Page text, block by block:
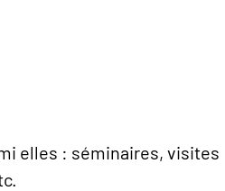
elles : séminaires, visites